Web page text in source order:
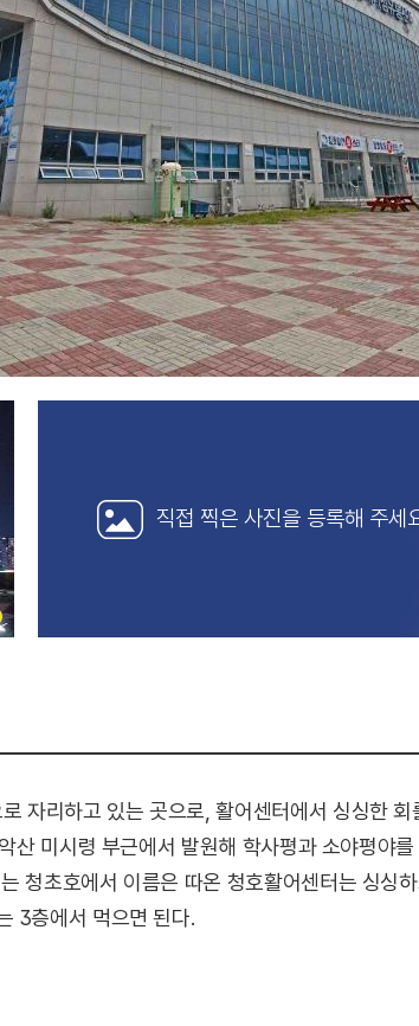
직접 찍은 사진을등록해 주세
자리하고 있는 곳으로, 활어센터에서 싱싱한
미시령 부근에서 발원해 학사평과 소야평야를
청초호에서 이름은 따온 청호활어센터는 싱싱
3층에서 먹으면 된다.
에서는 천혜의 자연경관인 울산바위와 청초호를